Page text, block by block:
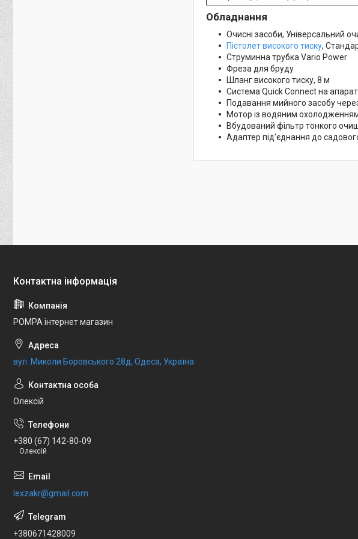
Обладнання
Очисні засоби, Універсальний
Пістолет високого тиску,
Струминна трубка Vario Power
Фреза для бруду
Шланг високого тиску, 8 м
Система Quick Connect на
Подавання мийного засобу
Мотор із водяним
Вбудований фільтр тонкого
Адаптер під'єднання до
POMPA інтернет магазин
вул. Миколи Боровського 28д, Одеса, Україна
Олексій
+380 (67) 142-80-09
Олексій
lexzakr@gmail.com
+380671428009